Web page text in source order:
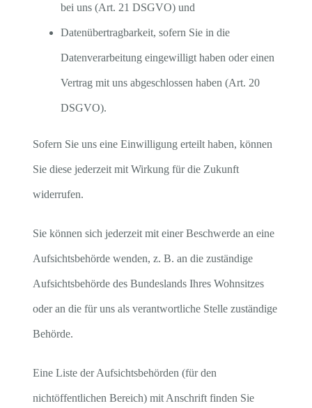
bei uns (Art. 21 DSGVO) und
Datenübertragbarkeit, sofern Sie in die
Datenverarbeitung eingewilligt haben oder einen
Vertrag mit uns abgeschlossen haben (Art. 20
DSGVO).
Sofern Sie uns eine Einwilligung erteilt haben, können
Sie diese jederzeit mit Wirkung für die Zukunft
widerrufen.
Sie können sich jederzeit mit einer Beschwerde an eine
Aufsichtsbehörde wenden, z. B. an die zuständige
Aufsichtsbehörde des Bundeslands Ihres Wohnsitzes
oder an die für uns als verantwortliche Stelle zuständige
Behörde.
Eine Liste der Aufsichtsbehörden (für den
nichtöffentlichen Bereich) mit Anschrift finden Sie